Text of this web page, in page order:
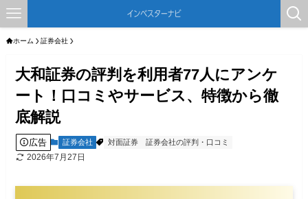
ホーム 証券会社
大和証券の評判を利用者77人にアンケ
ート！口コミやサービス、特徴から徹
底解説
広告 証券会社 対面証券 証券会社の評判・口コミ
2026年7月27日